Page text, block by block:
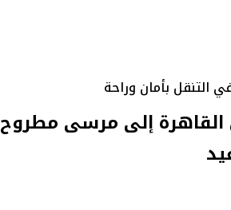
التنقل بأمان وراحة